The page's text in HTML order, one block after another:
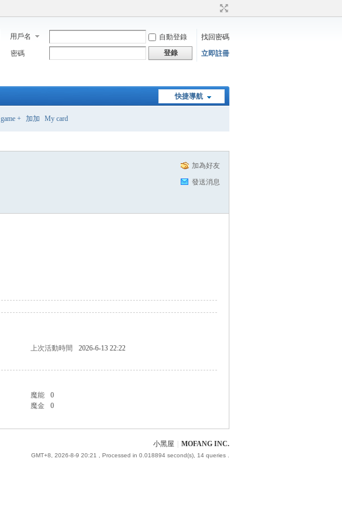
用戶名 自動登錄
找回密碼
密碼
登錄 立即註冊
快捷導航
game + 加加 My card
加為好友
發送消息
上次活動時間
2026-6-13 22:22
魔能
0
魔金 0
小黑屋 MOFANG INC.
GMT+8, 2026-8-9 20:21 , Processed in 0.018894 second(s), 14 queries .